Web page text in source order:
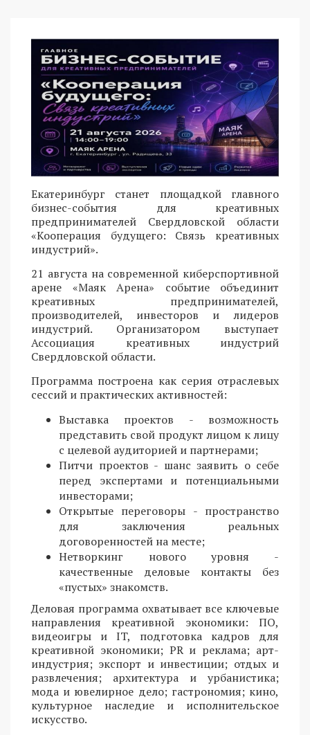
Екатеринбург станет площадкой главного
бизнес-события для креативных
предпринимателей Свердловской области
«Кооперация будущего: Связь креативных
индустрий».
21 августа на современной киберспортивной
арене «Маяк Арена» событие объединит
креативных предпринимателей,
производителей, инвесторов и лидеров
индустрий. Организатором выступает
Ассоциация креативных индустрий
Свердловской области.
Программа построена как серия отраслевых
сессий и практических активностей:
Выставка проектов - возможность
представить свой продукт лицом к лицу
с целевой аудиторией и партнерами;
Питчи проектов - шанс заявить о себе
перед экспертами и потенциальными
инвесторами;
Открытые переговоры - пространство
для заключения реальных
договоренностей на месте;
Нетворкинг нового уровня -
качественные деловые контакты без
«пустых» знакомств.
Деловая программа охватывает все ключевые
направления креативной экономики: ПО,
видеоигры и IT, подготовка кадров для
креативной экономики; PR и реклама; арт-
индустрия; экспорт и инвестиции; отдых и
развлечения; архитектура и урбанистика;
мода и ювелирное дело; гастрономия; кино,
культурное наследие и исполнительское
искусство.